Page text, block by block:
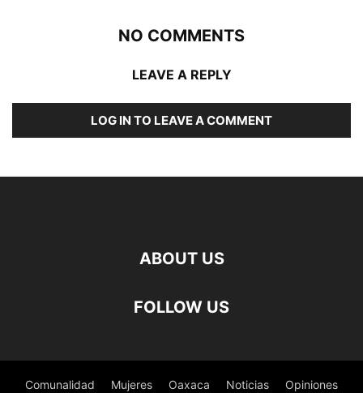
NO COMMENTS
LEAVE A REPLY
LOG IN TO LEAVE A COMMENT
ABOUT US
FOLLOW US
Comunalidad Mujeres Oaxaca Noticias Opiniones